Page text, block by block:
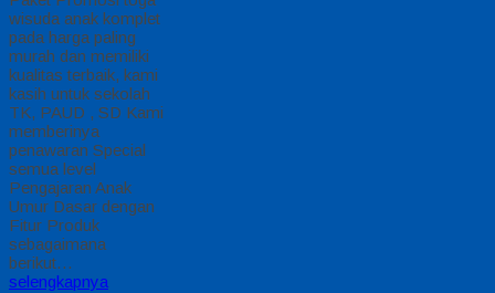
wisuda anak komplet
pada harga paling
murah dan memiliki
kualitas terbaik, kami
kasih untuk sekolah
TK, PAUD , SD Kami
memberinya
penawaran Special
semua level
Pengajaran Anak
Umur Dasar dengan
Fitur Produk
sebagaimana
berikut…
selengkapnya